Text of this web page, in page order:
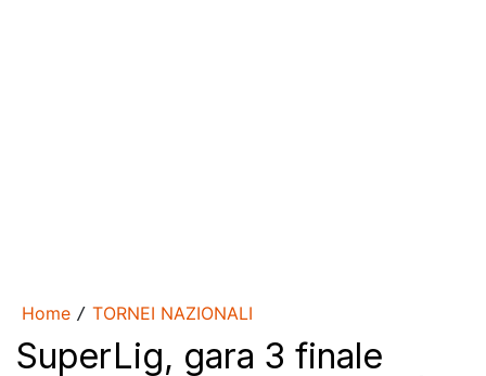
Home / TORNEI NAZIONALI
SuperLig, gara 3 finale